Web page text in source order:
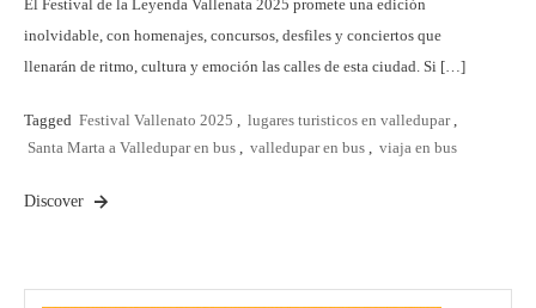
El Festival de la Leyenda Vallenata 2025 promete una edición
inolvidable, con homenajes, concursos, desfiles y conciertos que
llenarán de ritmo, cultura y emoción las calles de esta ciudad. Si […]
Tagged Festival Vallenato 2025 , lugares turisticos en valledupar ,
Santa Marta a Valledupar en bus , valledupar en bus , viaja en bus
Discover